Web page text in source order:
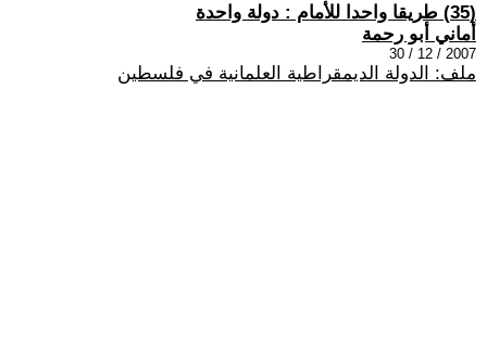
(35) طريقا واحدا للأمام : دولة واحدة
أماني أبو رحمة
2007 / 12 / 30
ملف: الدولة الديمقراطية العلمانية في فلسطين